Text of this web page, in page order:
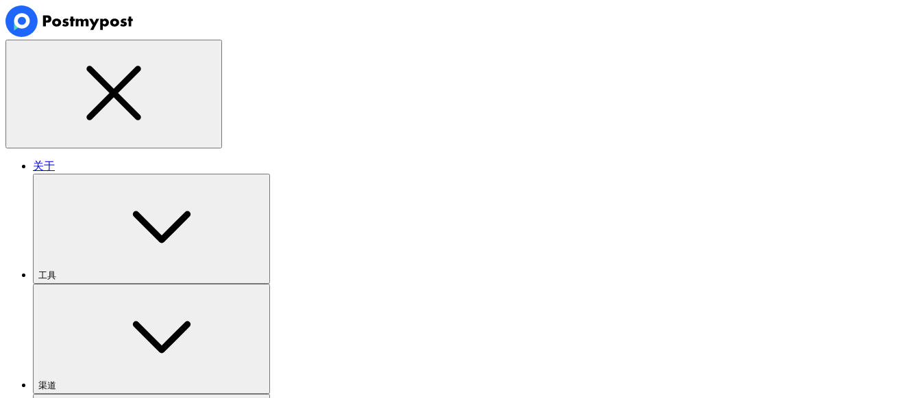
关于
工具
渠道